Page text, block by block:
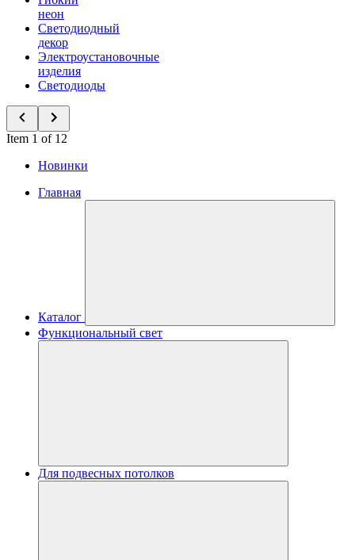
неон
Светодиодный
декор
Электроустановочные
изделия
Светодиоды
Item 1 of 12
Новинки
Главная
Каталог
Функциональный свет
Для подвесных потолков